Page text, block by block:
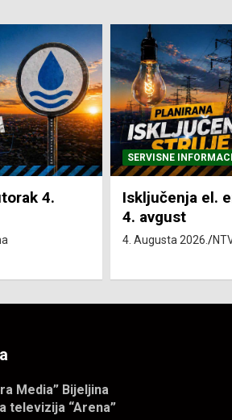
– utorak
SVE VIJESTI
Pretežno
4. Augusta 2026.
Media” Bijeljina
televizija “Arena”